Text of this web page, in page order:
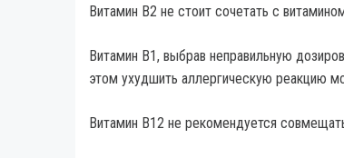
Витамин В2 не стоит сочетать с
Витамин В1, выбрав неправильную
этом ухудшить аллергическую реакцию
Витамин В12 не рекомендуется